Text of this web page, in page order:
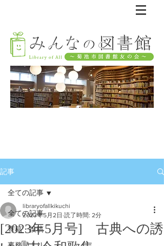
記事
全ての記事
寄稿・投稿
全ての記事
[2023年5月号] 古典への誘
libraryofallkikuchi
2023年5月2日 読了時間: 2分